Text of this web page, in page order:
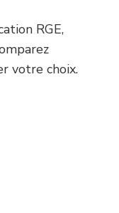
RGE,
votre choix.